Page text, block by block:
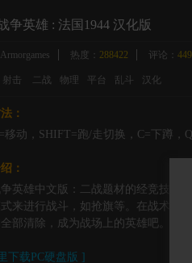
争英雄 : 法国1944 汉化版
热度： 288422 评论： 449
射击 二战 物理 平台 乱斗 汉化
：
移动，SHIFT=跑/走切换，C=下蹲，
：
英雄中文版：二战题材的经竞技射
来进行战斗，如抢旗等。在战术小
部清除，成为战场上的英雄吧。还
下载PC硬盘版 ]